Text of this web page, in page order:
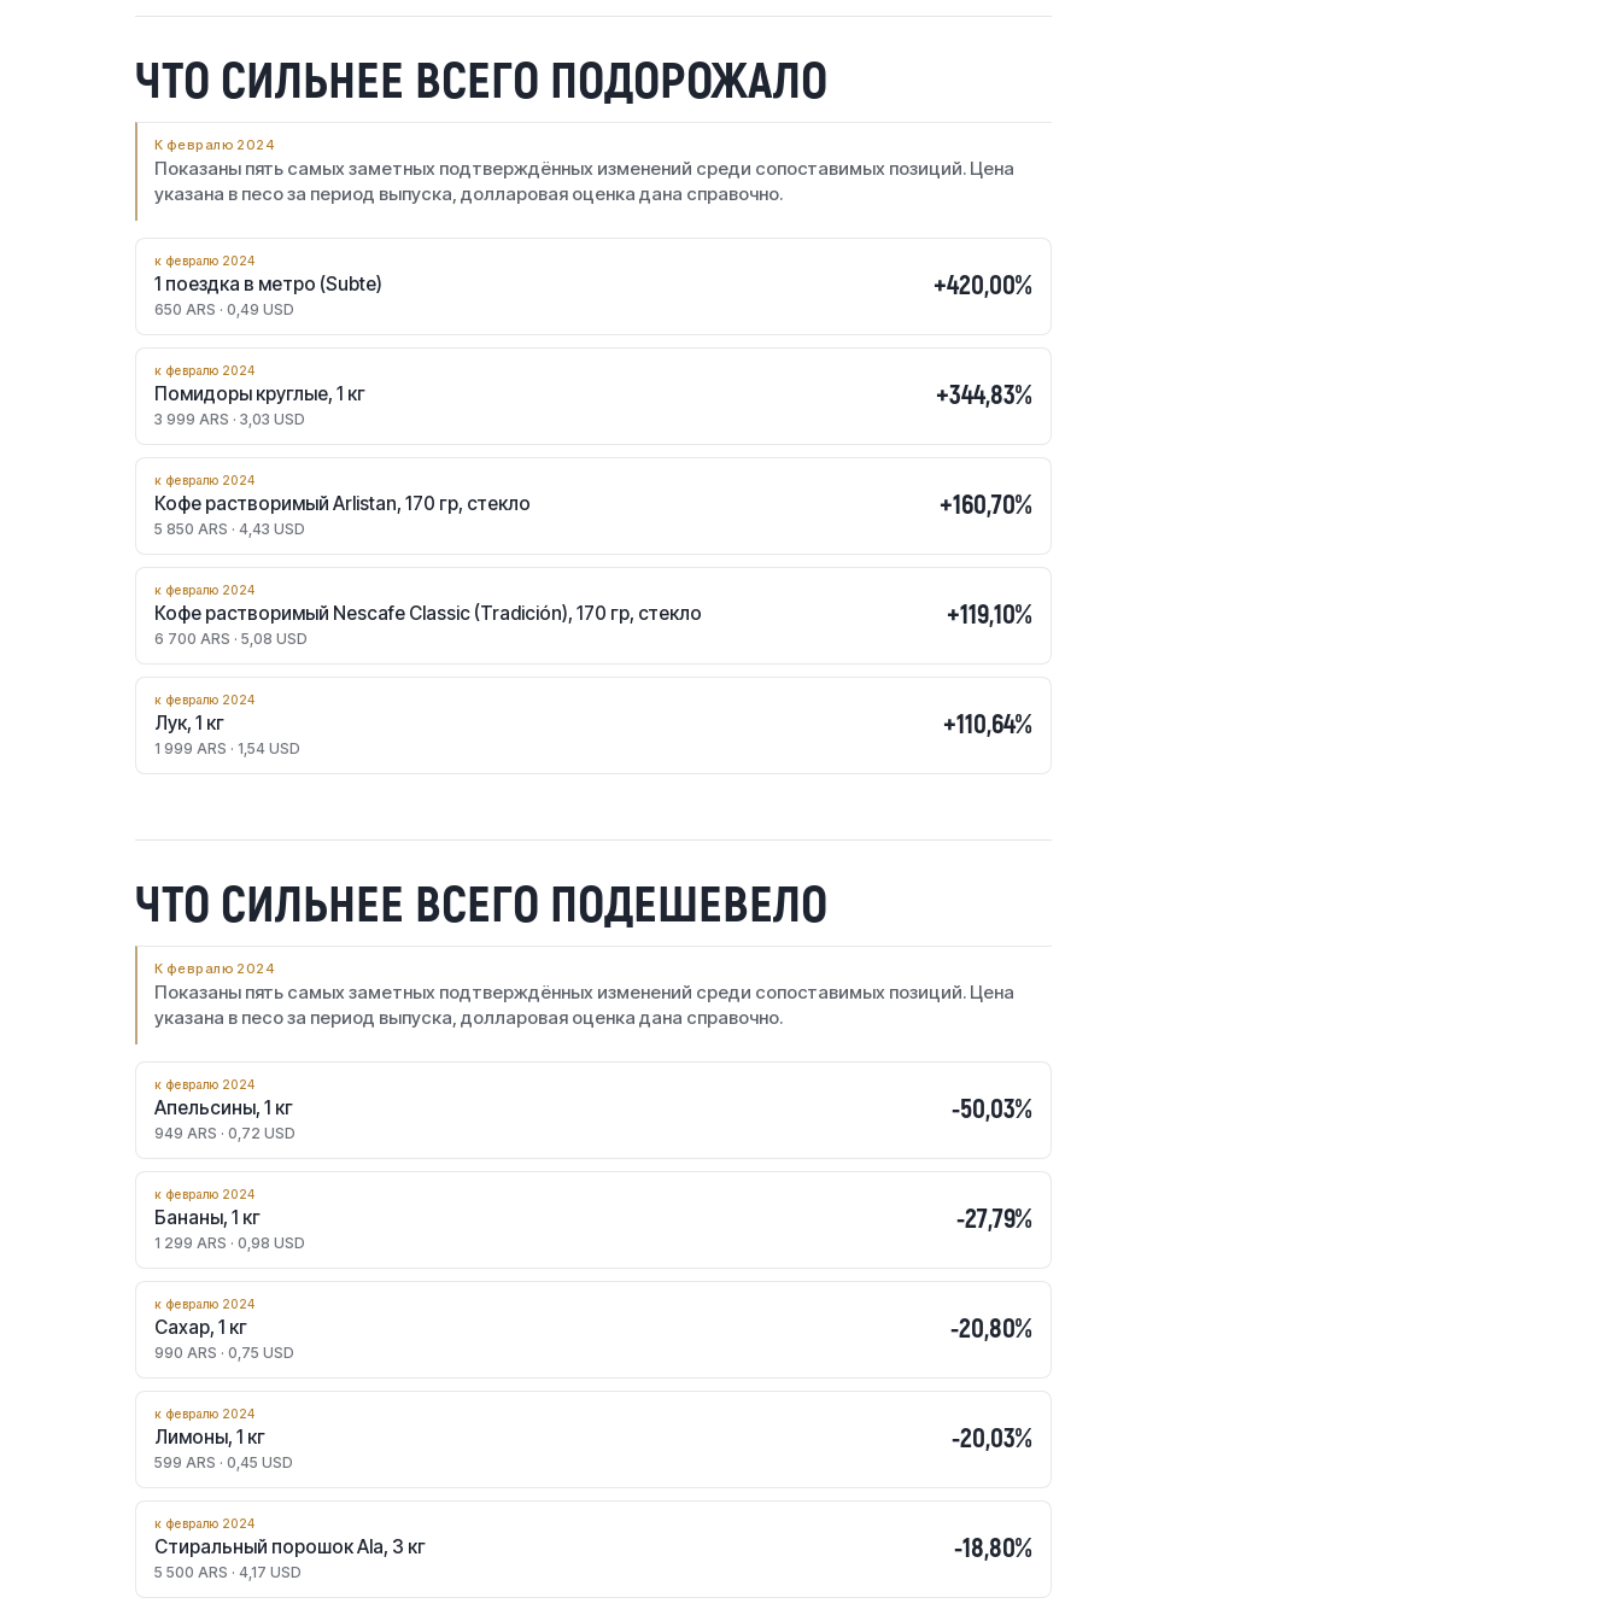
ЧТО СИЛЬНЕЕ ВСЕГО ПОДОРОЖАЛО
К февралю 2024
Показаны пять самых заметных подтверждённых изменений среди сопоставимых позиций. Цена
указана в песо за период выпуска, долларовая оценка дана справочно.
к февралю 2024
1 поездка в метро (Subte) +420,00%
650 ARS · 0,49 USD
к февралю 2024
Помидоры круглые, 1 кг +344,83%
3 999 ARS · 3,03 USD
к февралю 2024
Кофе растворимый Arlistan, 170 гр, стекло +160,70%
5 850 ARS · 4,43 USD
к февралю 2024
Кофе растворимый Nescafe Classic (Tradición), 170 гр, стекло +119,10%
6 700 ARS · 5,08 USD
к февралю 2024
Лук, 1 кг +110,64%
1 999 ARS · 1,54 USD
ЧТО СИЛЬНЕЕ ВСЕГО ПОДЕШЕВЕЛО
К февралю 2024
Показаны пять самых заметных подтверждённых изменений среди сопоставимых позиций. Цена
указана в песо за период выпуска, долларовая оценка дана справочно.
к февралю 2024
Апельсины, 1 кг -50,03%
949 ARS · 0,72 USD
к февралю 2024
Бананы, 1 кг -27,79%
1 299 ARS · 0,98 USD
к февралю 2024
Сахар, 1 кг -20,80%
990 ARS · 0,75 USD
к февралю 2024
Лимоны, 1 кг -20,03%
599 ARS · 0,45 USD
к февралю 2024
Стиральный порошок Ala, 3 кг -18,80%
5 500 ARS · 4,17 USD